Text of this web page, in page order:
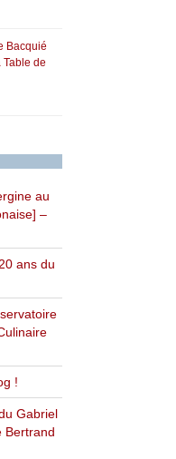
Bacquié
de
au
–
ans du
!
Gabriel
Bertrand